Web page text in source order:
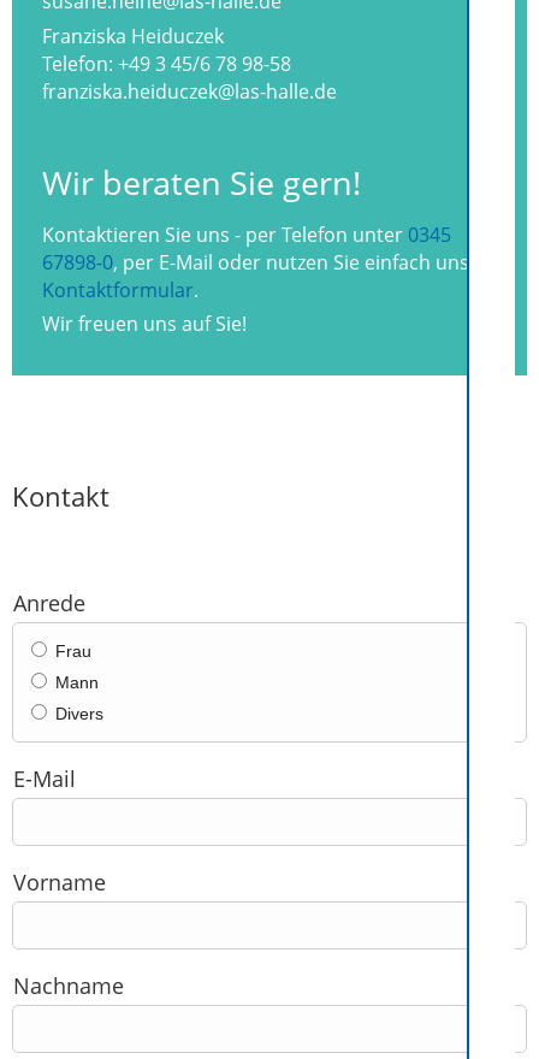
Franziska Heiduczek
Telefon: +49 3 45/6 78 98-58
franziska.heiduczek@las-halle.de
Wir beraten Sie gern!
Kontaktieren Sie uns - per Telefon unter 0345
67898-0, per E-Mail oder nutzen Sie einfach unser
Kontaktformular.
Wir freuen uns auf Sie!
Kontakt
Anrede
Frau
Mann
Divers
E-Mail
Vorname
Nachname